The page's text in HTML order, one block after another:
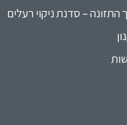
התזונה – סדנת ניקוי רעלים